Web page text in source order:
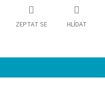
ZEPTAT SE HLÍDAT